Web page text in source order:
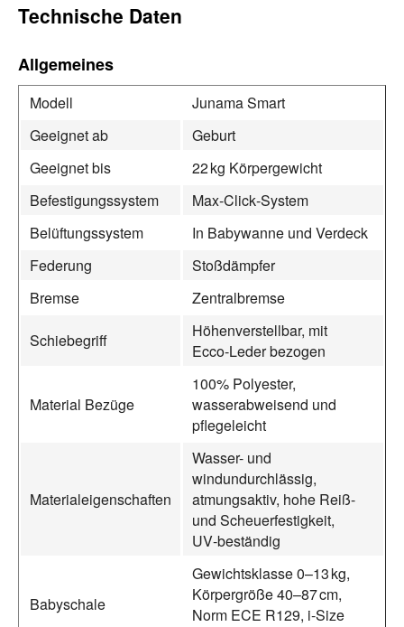
Technische Daten
Allgemeines
Modell
Junama Smart
Geeignet ab
Geburt
Geeignet bis
22 kg Körpergewicht
Befestigungssystem
Max‑Click‑System
Belüftungssystem
In Babywanne und Verdeck
Federung
Stoßdämpfer
Bremse
Zentralbremse
Schiebegriff
Höhenverstellbar, mit
Ecco‑Leder bezogen
Material Bezüge
100% Polyester,
wasserabweisend und
pflegeleicht
Materialeigenschaften
Wasser- und
windundurchlässig,
atmungsaktiv, hohe Reiß-
und Scheuerfestigkeit,
UV‑beständig
Babyschale
Gewichtsklasse 0–13 kg,
Körpergröße 40–87 cm,
Norm ECE R129, i‑Size